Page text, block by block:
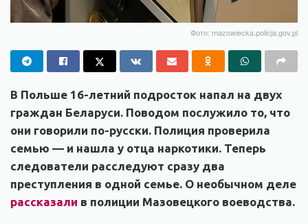
Фото: mazowiecka.policja.gov.pl
В Польше 16-летний подросток напал на двух
граждан Беларуси. Поводом послужило то, что
они говорили по-русски. Полиция проверила
семью — и нашла у отца наркотики. Теперь
следователи расследуют сразу два
преступления в одной семье. О необычном деле
рассказали в полиции Мазовецкого воеводства.